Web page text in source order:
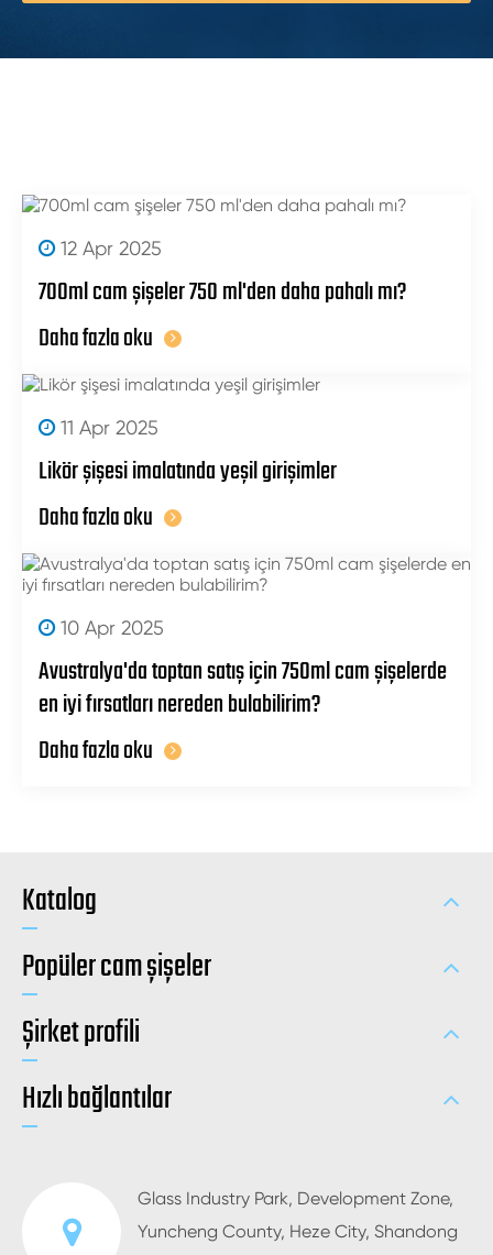
12 Apr 2025
700ml cam şişeler 750 ml'den daha pahalı mı?
Daha fazla oku
11 Apr 2025
Likör şişesi imalatında yeşil girişimler
Daha fazla oku
10 Apr 2025
Avustralya'da toptan satış için 750ml cam şişelerde
en iyi fırsatları nereden bulabilirim?
Daha fazla oku
Katalog
Popüler cam şişeler
Şirket profili
Hızlı bağlantılar
Glass Industry Park, Development Zone,
Yuncheng County, Heze City, Shandong